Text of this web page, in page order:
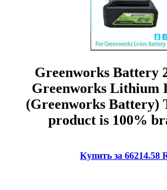
Greenworks Battery
Greenworks Lithium
(Greenworks Battery)
product is 100%
Купить за 66214.58